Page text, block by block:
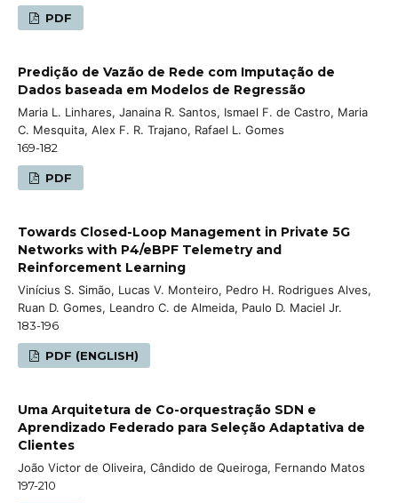
PDF
Predição de Vazão de Rede com Imputação de
Dados baseada em Modelos de Regressão
Maria L. Linhares, Janaina R. Santos, Ismael F. de Castro, Maria
C. Mesquita, Alex F. R. Trajano, Rafael L. Gomes
169-182
PDF
Towards Closed-Loop Management in Private 5G
Networks with P4/eBPF Telemetry and
Reinforcement Learning
Vinícius S. Simão, Lucas V. Monteiro, Pedro H. Rodrigues Alves,
Ruan D. Gomes, Leandro C. de Almeida, Paulo D. Maciel Jr.
183-196
PDF (ENGLISH)
Uma Arquitetura de Co-orquestração SDN e
Aprendizado Federado para Seleção Adaptativa de
Clientes
João Victor de Oliveira, Cândido de Queiroga, Fernando Matos
197-210